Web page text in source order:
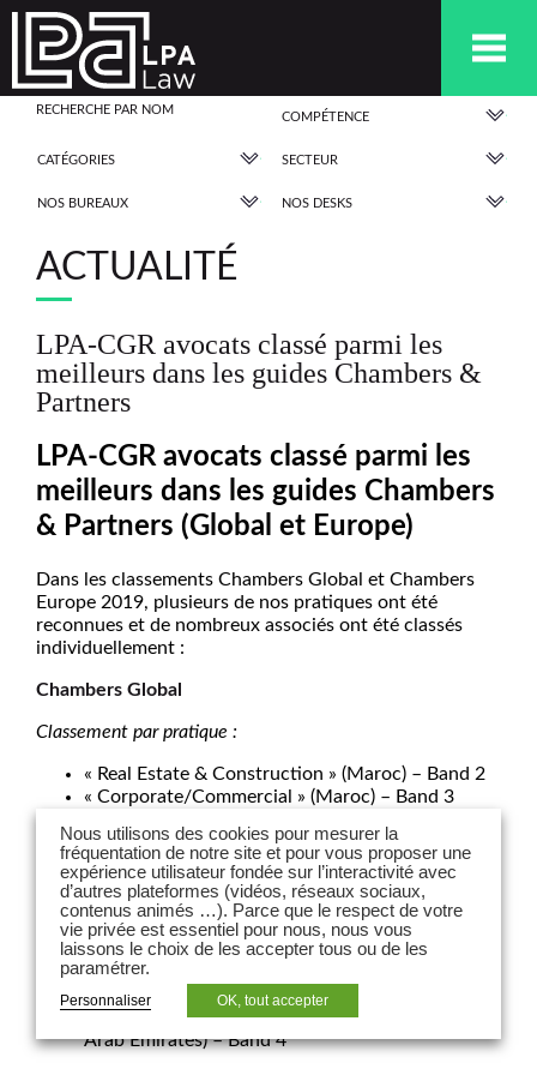
COMPÉTENCE
CATÉGORIES SECTEUR
NOS BUREAUX NOS DESKS
ACTUALITÉ
LPA-CGR avocats classé parmi les
meilleurs dans les guides Chambers &
Partners
LPA-CGR avocats classé parmi les
meilleurs dans les guides Chambers
& Partners (Global et Europe)
Dans les classements Chambers Global et Chambers
Europe 2019, plusieurs de nos pratiques ont été
reconnues et de nombreux associés ont été classés
individuellement :
Chambers Global
Classement par pratique :
« Real Estate & Construction » (Maroc) – Band 2
« Corporate/Commercial » (Maroc) – Band 3
Classement par avocat :
Romain Berthon– « Real Estate & Construction »
– Band 1
Alain Gauvin– « Corporate/Commercial »
(Maroc) – Band 2
Rym Loucif
(Algérie) – Band 2
Karim J Nassif– « Dispute resolution » ( United
Arab Emirates) – Band 4
Nous utilisons des cookies pour mesurer la
fréquentation de notre site et pour vous proposer une
expérience utilisateur fondée sur l’interactivité avec
d’autres plateformes (vidéos, réseaux sociaux,
contenus animés …). Parce que le respect de votre
vie privée est essentiel pour nous, nous vous
laissons le choix de les accepter tous ou de les
paramétrer.
Personnaliser OK, tout accepter